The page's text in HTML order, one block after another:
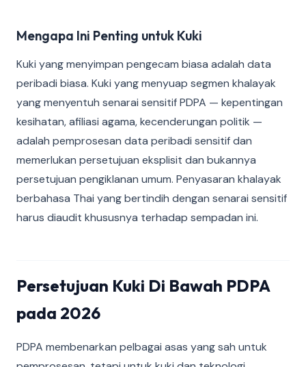
Mengapa Ini Penting untuk Kuki
Kuki yang menyimpan pengecam biasa adalah data
peribadi biasa. Kuki yang menyuap segmen khalayak
yang menyentuh senarai sensitif PDPA — kepentingan
kesihatan, afiliasi agama, kecenderungan politik —
adalah pemprosesan data peribadi sensitif dan
memerlukan persetujuan eksplisit dan bukannya
persetujuan pengiklanan umum. Penyasaran khalayak
berbahasa Thai yang bertindih dengan senarai sensitif
harus diaudit khususnya terhadap sempadan ini.
Persetujuan Kuki Di Bawah PDPA
pada 2026
PDPA membenarkan pelbagai asas yang sah untuk